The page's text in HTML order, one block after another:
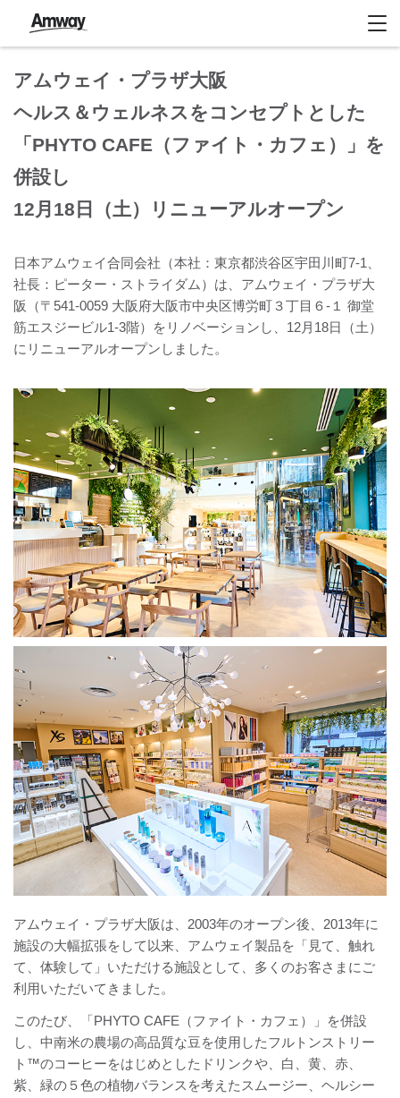
アムウェイ・プラザ大阪
ヘルス＆ウェルネスをコンセプトとした
「PHYTO CAFE（ファイト・カフェ）」を
併設し
12月18日（土）リニューアルオープン
日本アムウェイ合同会社（本社：東京都渋谷区宇田川町7-1、
社長：ピーター・ストライダム）は、アムウェイ・プラザ大
阪（〒541-0059 大阪府大阪市中央区博労町３丁目６-１ 御堂
筋エスジービル1-3階）をリノベーションし、12月18日（土）
にリニューアルオープンしました。
アムウェイ・プラザ大阪は、2003年のオープン後、2013年に
施設の大幅拡張をして以来、アムウェイ製品を「見て、触れ
て、体験して」いただける施設として、多くのお客さまにご
利用いただいてきました。
このたび、「PHYTO CAFE（ファイト・カフェ）」を併設
し、中南米の農場の高品質な豆を使用したフルトンストリー
ト™のコーヒーをはじめとしたドリンクや、白、黄、赤、
紫、緑の５色の植物バランスを考えたスムージー、ヘルシー